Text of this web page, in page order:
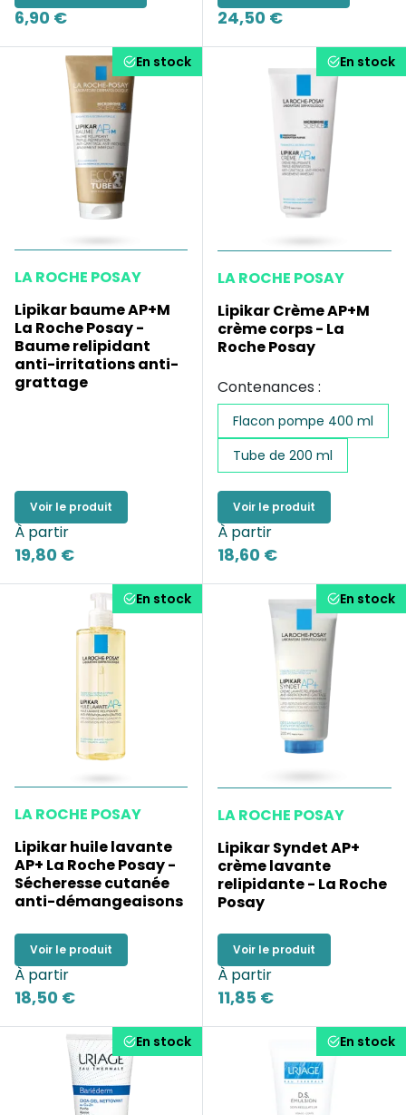
6,90 € 24,50 €
En stock
LA ROCHE POSAY
Lipikar baume AP+M
La Roche Posay -
Baume relipidant
anti-irritations anti-
grattage
Voir le produit
À partir
19,80 €
En stock
LA ROCHE POSAY
Lipikar Crème AP+M
crème corps - La
Roche Posay
Contenances :
Flacon pompe 400 ml
Tube de 200 ml
Voir le produit
À partir
18,60 €
En stock
LA ROCHE POSAY
Lipikar huile lavante
AP+ La Roche Posay -
Sécheresse cutanée
anti-démangeaisons
Voir le produit
À partir
18,50 €
En stock
LA ROCHE POSAY
Lipikar Syndet AP+
crème lavante
relipidante - La Roche
Posay
Voir le produit
À partir
11,85 €
En stock En stock